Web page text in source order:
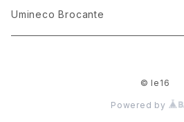
メタル
くま、ベア
Umineco Brocante
© le16
Powered by